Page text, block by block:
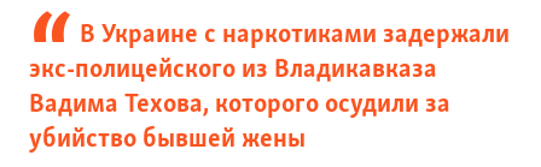
В Украине с наркотиками задержали
экс-полицейского из Владикавказа
Вадима Техова, которого осудили за
убийство бывшей жены